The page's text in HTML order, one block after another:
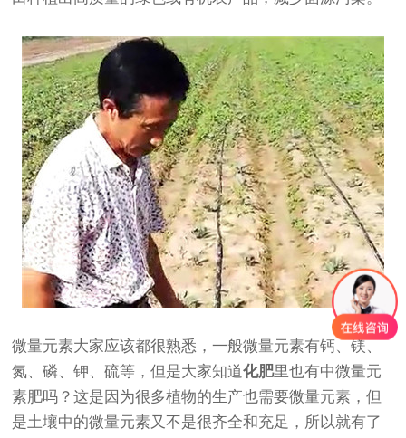
微量元素大家应该都很熟悉，一般微量元素有钙、镁、
氮、磷、钾、硫等，但是大家知道化肥里也有中微量元
素肥吗？这是因为很多植物的生产也需要微量元素，但
是土壤中的微量元素又不是很齐全和充足，所以就有了